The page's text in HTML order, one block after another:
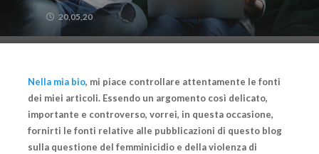
20,05,20
Nella mia bio, mi piace controllare attentamente le fonti
dei miei articoli. Essendo un argomento così delicato,
importante e controverso, vorrei, in questa occasione,
fornirti le fonti relative alle pubblicazioni di questo blog
sulla questione del femminicidio e della violenza di